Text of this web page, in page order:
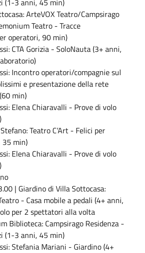
ArteVOX Teatro/Campsirago
Teatro - Tracce
operatori, 90 min)
CTA Gorizia - SoloNauta (3+ anni,
Incontro operatori/compagnie sul
e presentazione della rete
min)
Elena Chiaravalli - Prove di volo
Teatro C’Art - Felici per
35 min)
Elena Chiaravalli - Prove di volo
| Giardino di Villa Sottocasa:
- Casa mobile a pedali (4+ anni,
per 2 spettatori alla volta
Biblioteca: Campsirago Residenza -
(1-3 anni, 45 min)
Stefania Mariani - Giardino (4+